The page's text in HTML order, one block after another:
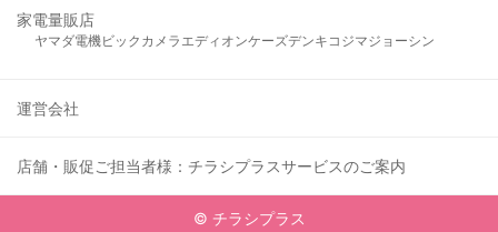
家電量販店
ヤマダ電機ビックカメラ エディオンケーズデンキ コジマジョーシン
運営会社
店舗・販促ご担当者様：チラシプラスサービスのご案内
© チラシプラス